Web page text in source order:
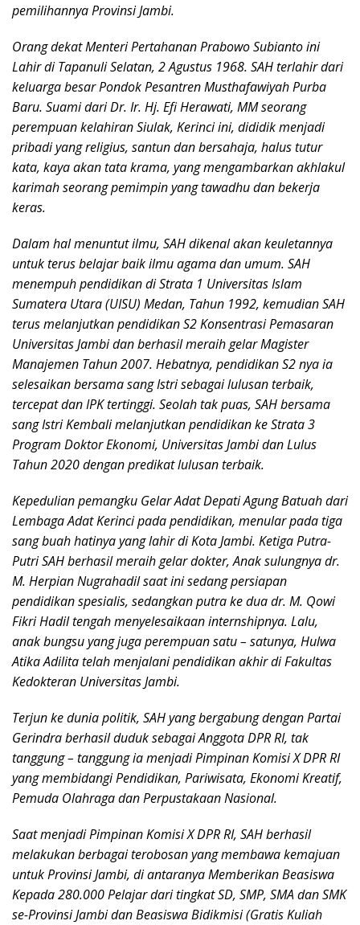
pemilihannya Provinsi Jambi.
Orang dekat Menteri Pertahanan Prabowo Subianto ini
Lahir di Tapanuli Selatan, 2 Agustus 1968. SAH terlahir dari
keluarga besar Pondok Pesantren Musthafawiyah Purba
Baru. Suami dari Dr. Ir. Hj. Efi Herawati, MM seorang
perempuan kelahiran Siulak, Kerinci ini, dididik menjadi
pribadi yang religius, santun dan bersahaja, halus tutur
kata, kaya akan tata krama, yang mengambarkan akhlakul
karimah seorang pemimpin yang tawadhu dan bekerja
keras.
Dalam hal menuntut ilmu, SAH dikenal akan keuletannya
untuk terus belajar baik ilmu agama dan umum. SAH
menempuh pendidikan di Strata 1 Universitas Islam
Sumatera Utara (UISU) Medan, Tahun 1992, kemudian SAH
terus melanjutkan pendidikan S2 Konsentrasi Pemasaran
Universitas Jambi dan berhasil meraih gelar Magister
Manajemen Tahun 2007. Hebatnya, pendidikan S2 nya ia
selesaikan bersama sang Istri sebagai lulusan terbaik,
tercepat dan IPK tertinggi. Seolah tak puas, SAH bersama
sang Istri Kembali melanjutkan pendidikan ke Strata 3
Program Doktor Ekonomi, Universitas Jambi dan Lulus
Tahun 2020 dengan predikat lulusan terbaik.
Kepedulian pemangku Gelar Adat Depati Agung Batuah dari
Lembaga Adat Kerinci pada pendidikan, menular pada tiga
sang buah hatinya yang lahir di Kota Jambi. Ketiga Putra-
Putri SAH berhasil meraih gelar dokter, Anak sulungnya dr.
M. Herpian Nugrahadil saat ini sedang persiapan
pendidikan spesialis, sedangkan putra ke dua dr. M. Qowi
Fikri Hadil tengah menyelesaikaan internshipnya. Lalu,
anak bungsu yang juga perempuan satu – satunya, Hulwa
Atika Adilita telah menjalani pendidikan akhir di Fakultas
Kedokteran Universitas Jambi.
Terjun ke dunia politik, SAH yang bergabung dengan Partai
Gerindra berhasil duduk sebagai Anggota DPR RI, tak
tanggung – tanggung ia menjadi Pimpinan Komisi X DPR RI
yang membidangi Pendidikan, Pariwisata, Ekonomi Kreatif,
Pemuda Olahraga dan Perpustakaan Nasional.
Saat menjadi Pimpinan Komisi X DPR RI, SAH berhasil
melakukan berbagai terobosan yang membawa kemajuan
untuk Provinsi Jambi, di antaranya Memberikan Beasiswa
Kepada 280.000 Pelajar dari tingkat SD, SMP, SMA dan SMK
se-Provinsi Jambi dan Beasiswa Bidikmisi (Gratis Kuliah